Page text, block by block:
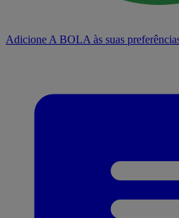
Adicione A BOLA às suas